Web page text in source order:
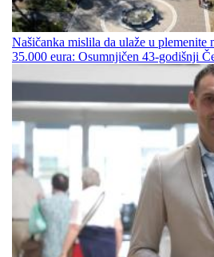
Našičanka mislila da ulaže u plemenite
35.000 eura: Osumnjičen 43-godišnji